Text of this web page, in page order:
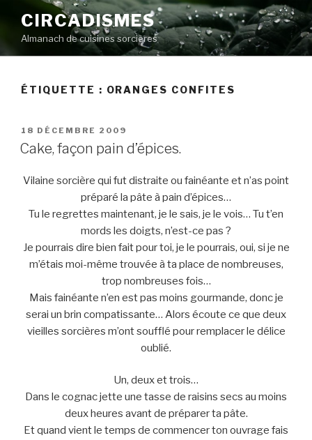
contenu
principal
CIRCADISMES
Almanach de cuisines sorcières
ÉTIQUETTE : ORANGES CONFITES
PUBLIÉ
LE
18 DÉCEMBRE 2009
Cake, façon pain d’épices.
Vilaine sorcière qui fut distraite ou fainéante et n’as point
préparé la pâte à pain d’épices…
Tu le regrettes maintenant, je le sais, je le vois… Tu t’en
mords les doigts, n’est-ce pas ?
Je pourrais dire bien fait pour toi, je le pourrais, oui, si je ne
m’étais moi-même trouvée à ta place de nombreuses,
trop nombreuses fois…
Mais fainéante n’en est pas moins gourmande, donc je
serai un brin compatissante… Alors écoute ce que deux
vieilles sorcières m’ont soufflé pour remplacer le délice
oublié.
Un, deux et trois…
Dans le cognac jette une tasse de raisins secs au moins
deux heures avant de préparer ta pâte.
Et quand vient le temps de commencer ton ouvrage fais